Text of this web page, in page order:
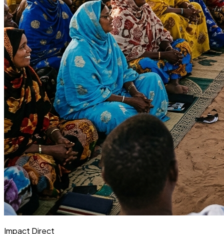
Impact Direct